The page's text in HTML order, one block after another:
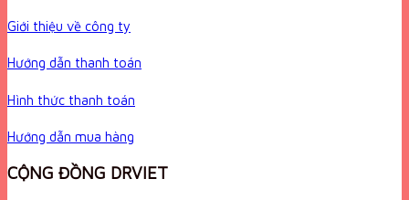
Giới thiệu về công ty
Hướng dẫn thanh toán
Hình thức thanh toán
Hướng dẫn mua hàng
CỘNG ĐỒNG DRVIET